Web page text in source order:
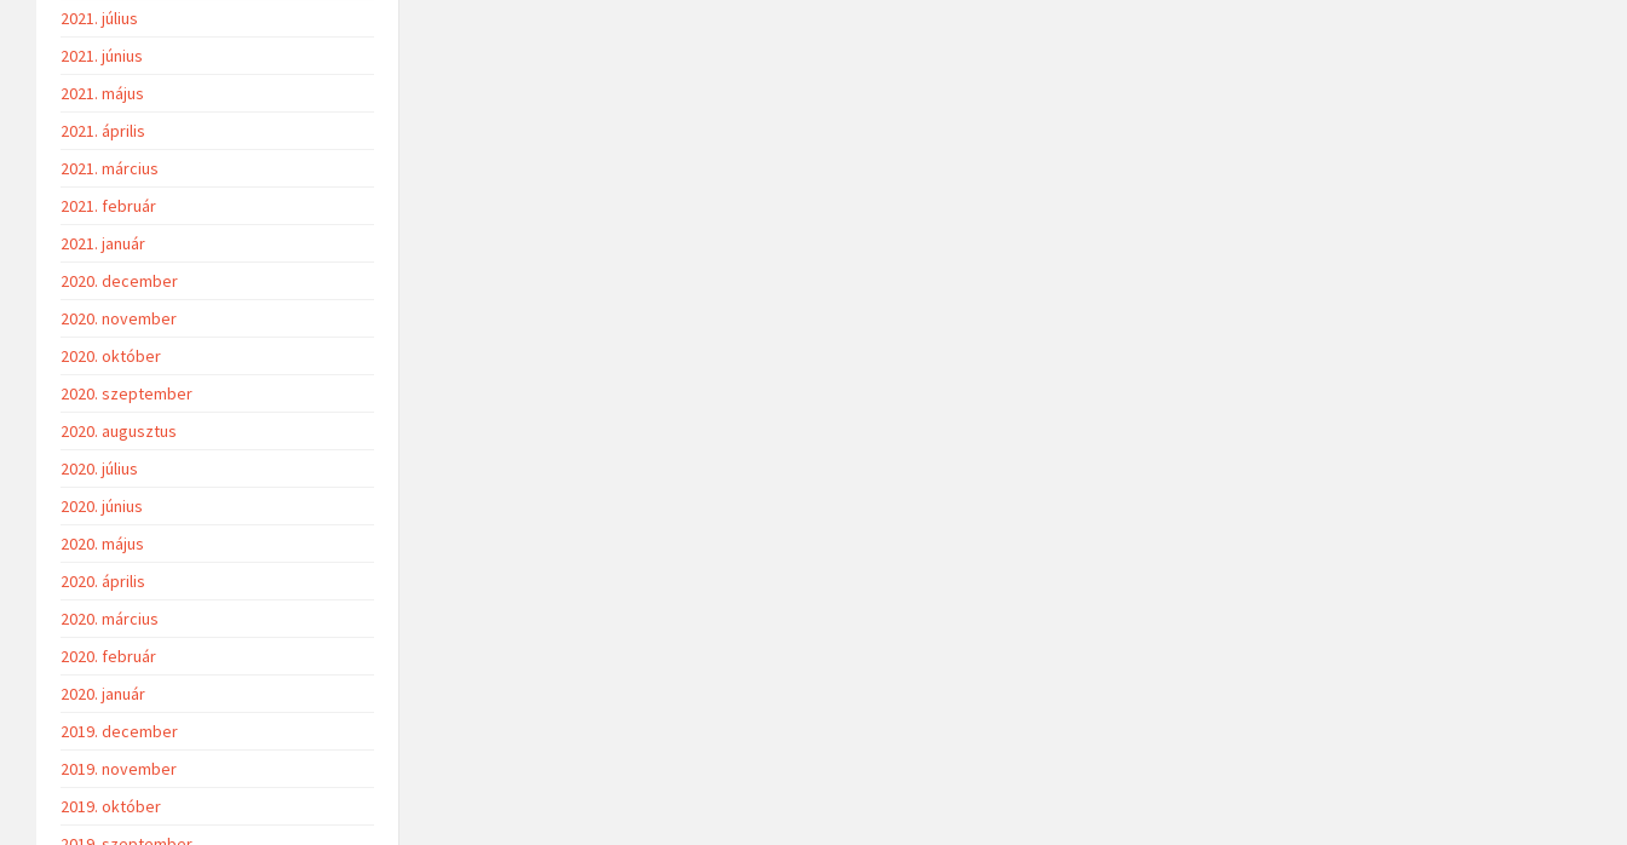
2021. július
2021. június
2021. május
2021. április
2021. március
2021. február
2021. január
2020. december
2020. november
2020. október
2020. szeptember
2020. augusztus
2020. július
2020. június
2020. május
2020. április
2020. március
2020. február
2020. január
2019. december
2019. november
2019. október